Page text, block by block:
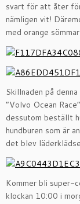
svart för att åter
nämligen vit!
med orange
Skillnaden på
”Volvo Ocean
dessutom beställt
hundburen som är
det blev
Kommer bli super-
klockan 10:00 i